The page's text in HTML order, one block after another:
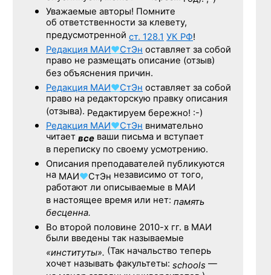
Уважаемые авторы! Помните
об ответственности за клевету,
предусмотренной ст. 128.1 УК РФ!
Редакция МАИ♥СтЭн оставляет за собой
право не размещать описание (отзыв)
без объяснения причин.
Редакция МАИ♥СтЭн оставляет за собой
право на редакторскую правку описания
(отзыва). Редактируем бережно! :-)
Редакция МАИ♥СтЭн внимательно
читает все ваши письма и вступает
в переписку по своему усмотрению.
Описания преподавателей публикуются
на МАИ♥СтЭн независимо от того,
работают ли описываемые в МАИ
в настоящее время или нет: память
бесценна.
Во второй половине 2010-х гг. в МАИ
были введены так называемые
«институты». (Так начальство теперь
хочет называть факультеты: schools —